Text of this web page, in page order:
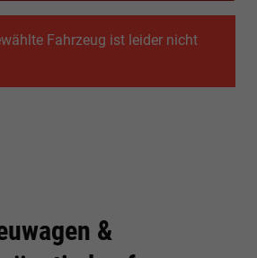
Fahrzeug ist leider nicht
&